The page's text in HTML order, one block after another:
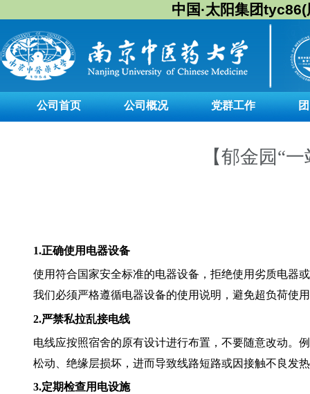
中国·太阳集团
公司首页 公司概况 党群工作
【郁金园“
1.正确使用电器设备
使用符合国家安全标准的电器设备，拒绝使用劣质电器
我们必须严格遵循电器设备的使用说明，避免超负荷使
2.严禁私拉乱接电线
电线应按照宿舍的原有设计进行布置，不要随意改动。
松动、绝缘层损坏，进而导致线路短路或因接触不良发
3.定期检查用电设施